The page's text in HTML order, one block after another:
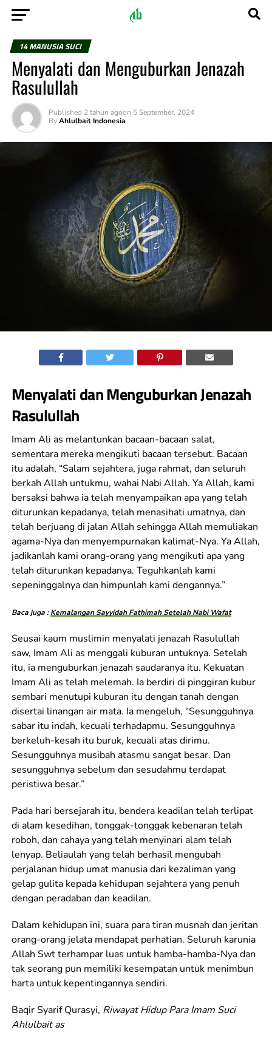
14 MANUSIA SUCI
Menyalati dan Menguburkan Jenazah
Rasulullah
Published 2 tahun agoon 5 September, 2024
By Ahlulbait Indonesia
Menyalati dan Menguburkan Jenazah
Rasulullah
Imam Ali as melantunkan bacaan-bacaan salat,
sementara mereka mengikuti bacaan tersebut. Bacaan
itu adalah, “Salam sejahtera, juga rahmat, dan seluruh
berkah Allah untukmu, wahai Nabi Allah. Ya Allah, kami
bersaksi bahwa ia telah menyampaikan apa yang telah
diturunkan kepadanya, telah menasihati umatnya, dan
telah berjuang di jalan Allah sehingga Allah memuliakan
agama-Nya dan menyempurnakan kalimat-Nya. Ya Allah,
jadikanlah kami orang-orang yang mengikuti apa yang
telah diturunkan kepadanya. Teguhkanlah kami
sepeninggalnya dan himpunlah kami dengannya.”
Baca juga :Kemalangan Sayyidah Fathimah Setelah Nabi Wafat
Seusai kaum muslimin menyalati jenazah Rasulullah
saw, Imam Ali as menggali kuburan untuknya. Setelah
itu, ia menguburkan jenazah saudaranya itu. Kekuatan
Imam Ali as telah melemah. Ia berdiri di pinggiran kubur
sembari menutupi kuburan itu dengan tanah dengan
disertai linangan air mata. Ia mengeluh, “Sesungguhnya
sabar itu indah, kecuali terhadapmu. Sesungguhnya
berkeluh-kesah itu buruk, kecuali atas dirimu.
Sesungguhnya musibah atasmu sangat besar. Dan
sesungguhnya sebelum dan sesudahmu terdapat
peristiwa besar.”
Pada hari bersejarah itu, bendera keadilan telah terlipat
di alam kesedihan, tonggak-tonggak kebenaran telah
roboh, dan cahaya yang telah menyinari alam telah
lenyap. Beliaulah yang telah berhasil mengubah
perjalanan hidup umat manusia dari kezaliman yang
gelap gulita kepada kehidupan sejahtera yang penuh
dengan peradaban dan keadilan.
Dalam kehidupan ini, suara para tiran musnah dan jeritan
orang-orang jelata mendapat perhatian. Seluruh karunia
Allah Swt terhampar luas untuk hamba-hamba-Nya dan
tak seorang pun memiliki kesempatan untuk menimbun
harta untuk kepentingannya sendiri.
Baqir Syarif Qurasyi, Riwayat Hidup Para Imam Suci
Ahlulbait as